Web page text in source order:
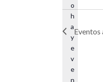
o
h
a
y
e
v
e
n
Eventos